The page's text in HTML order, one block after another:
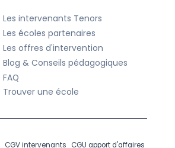
Les intervenants Tenors
Les écoles partenaires
Les offres d'intervention
Blog & Conseils pédagogiques
FAQ
Trouver une école
CGV intervenants CGU apport d'affaires